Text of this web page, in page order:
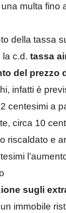
multa fino
della tassa
la c.d. tassa
del prezzo
infatti è
centesimi a
circa 10
riscaldato e
sugli
immobile